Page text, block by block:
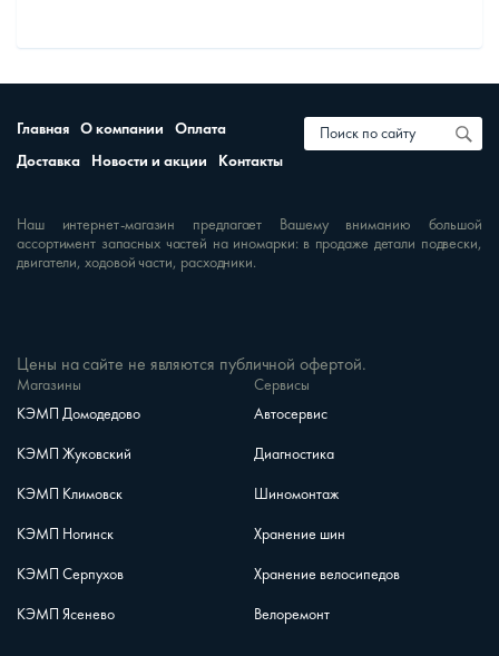
Главная О компании
Оплата
Доставка
Новости и акции Контакты
Магазины
КЭМП Домодедово
КЭМП Жуковский
КЭМП Климовск
КЭМП Ногинск
КЭМП Серпухов
КЭМП Ясенево
Сервисы
Автосервис
Диагностика
Шиномонтаж
Хранение шин
Хранение велосипедов
Велоремонт
Наш интернет-магазин предлагает Вашему вниманию большой
ассортимент запасных частей на иномарки: в продаже детали подвески,
двигатели, ходовой части, расходники.
Цены на сайте не являются публичной офертой.